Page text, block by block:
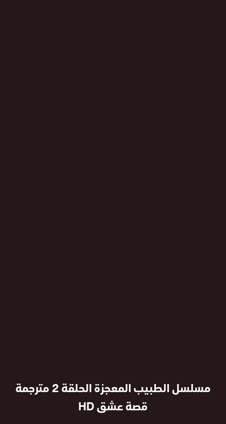
مسلسل الطبيب المعجزة الحلقة 2 مترجمة
قصة عشق HD